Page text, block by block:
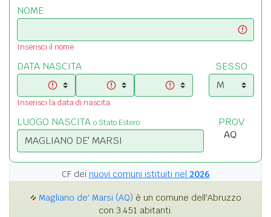
NOME
Inserisci il nome
DATA NASCITA
Inserisci la data di nascita
SESSO
LUOGO NASCITA o Stato Estero PROV
CF dei nuovi comuni istituiti nel 2026
Magliano de' Marsi (AQ) è un comune dell'Abruzzo
con 3.451 abitanti.